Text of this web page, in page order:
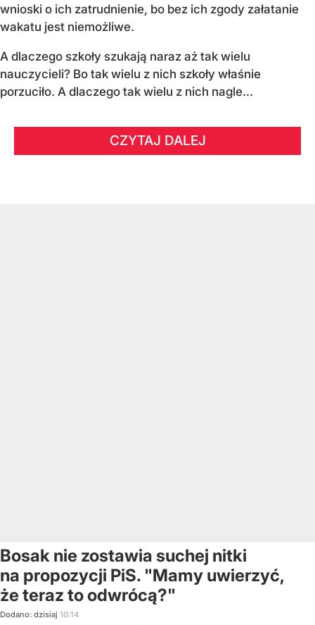
wnioski o ich zatrudnienie, bo bez ich zgody załatanie
wakatu jest niemożliwe.
A dlaczego szkoły szukają naraz aż tak wielu
nauczycieli? Bo tak wielu z nich szkoły właśnie
porzuciło. A dlaczego tak wielu z nich nagle...
CZYTAJ DALEJ
Bosak nie zostawia suchej nitki
na propozycji PiS. "Mamy uwierzyć,
że teraz to odwrócą?"
Dodano: dzisiaj 10:14